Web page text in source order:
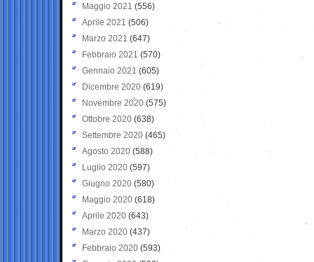
Maggio 2021 (556)
Aprile 2021 (506)
Marzo 2021 (647)
Febbraio 2021 (570)
Gennaio 2021 (605)
Dicembre 2020 (619)
Novembre 2020 (575)
Ottobre 2020 (638)
Settembre 2020(465)
Agosto 2020 (588)
Luglio 2020 (597)
Giugno 2020 (580)
Maggio 2020 (618)
Aprile 2020 (643)
Marzo 2020 (437)
Febbraio 2020 (593)